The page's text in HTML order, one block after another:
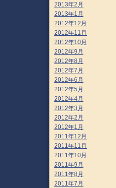
2013年2月
2013年1月
2012年12月
2012年11月
2012年10月
2012年9月
2012年8月
2012年7月
2012年6月
2012年5月
2012年4月
2012年3月
2012年2月
2012年1月
2011年12月
2011年11月
2011年10月
2011年9月
2011年8月
2011年7月